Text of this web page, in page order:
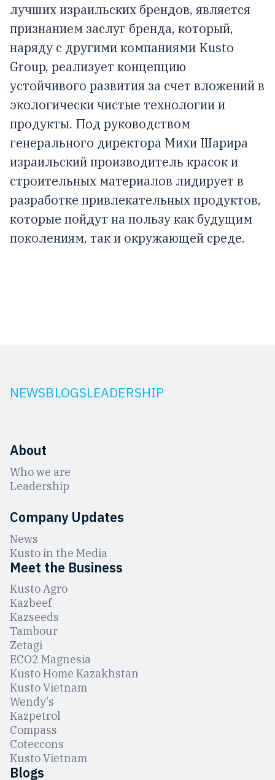
лучших израильских брендов, является
признанием заслуг бренда, который,
наряду с другими компаниями Kusto
Group, реализует концепцию
устойчивого развития за счет вложений в
экологически чистые технологии и
продукты. Под руководством
генерального директора Михи Шарира
израильский производитель красок и
строительных материалов лидирует в
разработке привлекательных продуктов,
которые пойдут на пользу как будущим
поколениям, так и окружающей среде.
NEWSBLOGSLEADERSHIP
About
Who we are
Leadership
Company Updates
News
Kusto in the Media
Meet the Business
Kusto Agro
Kazbeef
Kazseeds
Tambour
Zetagi
ЕCO2 Magnesia
Kusto Home Kazakhstan
Kusto Vietnam
Wendy's
Kazpetrol
Compass
Coteccons
Kusto Vietnam
Blogs